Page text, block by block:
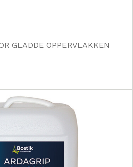
GLADDE OPPERVLAKKEN